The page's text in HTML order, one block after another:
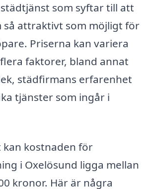
som syftar till att
så attraktivt som möjligt för
Priserna kan variera
faktorer, bland annat
städfirmans erfarenhet
tjänster som ingår i
kan kostnaden för
i Oxelösund ligga mellan
kronor. Här är några